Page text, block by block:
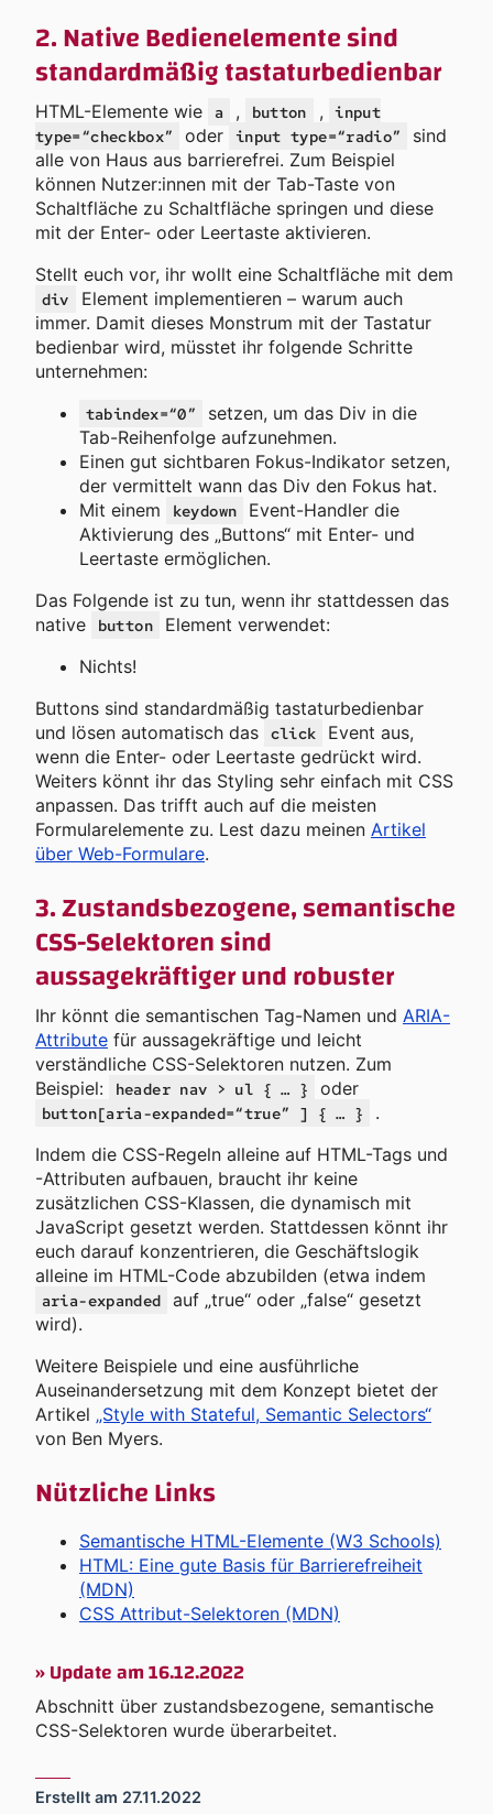
2. Native Bedienelemente sind
standardmäßig tastaturbedienbar
HTML-Elemente wie a , button , input
type=“checkbox”
oder input type=“radio”
sind
alle von Haus aus barrierefrei. Zum Beispiel
können Nutzer:innen mit der Tab-Taste von
Schaltfläche zu Schaltfläche springen und diese
mit der Enter- oder Leertaste aktivieren.
Stellt euch vor, ihr wollt eine Schaltfläche mit dem
div
Element implementieren – warum auch
immer. Damit dieses Monstrum mit der Tastatur
bedienbar wird, müsstet ihr folgende Schritte
unternehmen:
tabindex=“0”
setzen, um das Div in die
Tab-Reihenfolge aufzunehmen.
Einen gut sichtbaren Fokus-Indikator setzen,
der vermittelt wann das Div den Fokus hat.
Mit einem
keydown
Event-Handler die
Aktivierung des „Buttons“ mit Enter- und
Leertaste ermöglichen.
Das Folgende ist zu tun, wenn ihr stattdessen das
native
button
Element verwendet:
Nichts!
Buttons sind standardmäßig tastaturbedienbar
und lösen automatisch das click
Event aus,
wenn die Enter- oder Leertaste gedrückt wird.
Weiters könnt ihr das Styling sehr einfach mit CSS
anpassen. Das trifft auch auf die meisten
Formularelemente zu. Lest dazu meinen Artikel
über Web-Formulare.
3. Zustandsbezogene, semantische
CSS-Selektoren sind
aussagekräftiger und robuster
Ihr könnt die semantischen Tag-Namen und ARIA-
Attribute für aussagekräftige und leicht
verständliche CSS-Selektoren nutzen. Zum
Beispiel:
header nav > ul { … } oder
button[aria-expanded=“true” ] { … }
.
Indem die CSS-Regeln alleine auf HTML-Tags und
-Attributen aufbauen, braucht ihr keine
zusätzlichen CSS-Klassen, die dynamisch mit
JavaScript gesetzt werden. Stattdessen könnt ihr
euch darauf konzentrieren, die Geschäftslogik
alleine im HTML-Code abzubilden (etwa indem
aria-expanded auf „true“ oder „false“ gesetzt
wird).
Weitere Beispiele und eine ausführliche
Auseinandersetzung mit dem Konzept bietet der
Artikel „Style with Stateful, Semantic Selectors“
von Ben Myers.
Nützliche Links
Semantische HTML-Elemente (W3 Schools)
HTML: Eine gute Basis für Barrierefreiheit
(MDN)
CSS Attribut-Selektoren (MDN)
»Update am 16.12.2022
Abschnitt über zustandsbezogene, semantische
CSS-Selektoren wurde überarbeitet.
Erstellt am 27.11.2022